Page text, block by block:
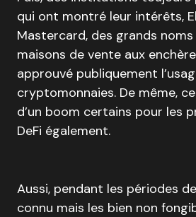
qui ont montré leur intérêts,
Mastercard, des grands
maisons de vente aux
approuvé publiquement
cryptomonnaies. De même,
d’un boom certains pour les
DeFi également.
Aussi, pendant les périodes
connu mais les bien non